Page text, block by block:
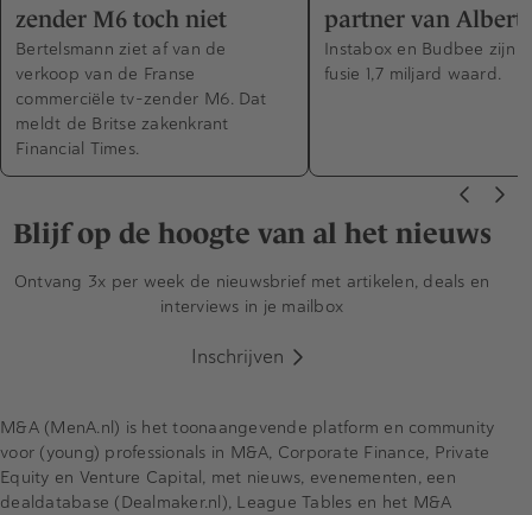
zender M6 toch niet
Bertelsmann ziet af van de
verkoop van de Franse
commerciële tv-zender M6. Dat
meldt de Britse zakenkrant
Financial Times.
partner van Albert
Instabox en Budbee zijn
fusie 1,7 miljard waard.
Blijf op de hoogte van al het nieuws
Ontvang 3x per week de nieuwsbrief met artikelen, deals en
interviews in je mailbox
Inschrijven
M&A (MenA.nl) is het toonaangevende platform en community
voor (young) professionals in M&A, Corporate Finance, Private
Equity en Venture Capital, met nieuws, evenementen, een
dealdatabase (Dealmaker.nl), League Tables en het M&A